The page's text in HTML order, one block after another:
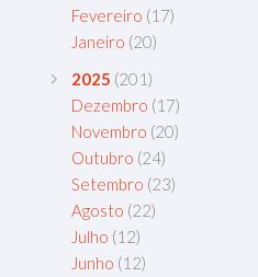
Fevereiro (17)
Janeiro (20)
2025 (201)
Dezembro (17)
Novembro (20)
Outubro (24)
Setembro (23)
Agosto (22)
Julho (12)
Junho (12)